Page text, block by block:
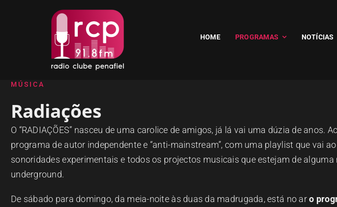
HOME PROGRAMAS NOTÍCIAS
MÚSICA
Radiações
O “RADIAÇÕES” nasceu de uma carolice de amigos, já lá vai uma dúzia de anos.
programa de autor independente e “anti-mainstream”,com uma playlist que vai
sonoridades experimentais e todos os projectos musicais que estejam de
underground.
De sábado para domingo, da meia-noite às duas da madrugada, está no aro